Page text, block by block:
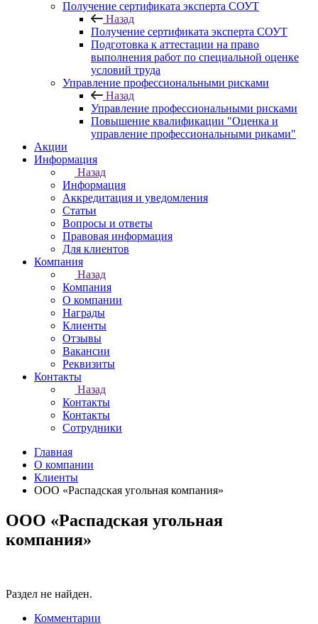
Получение сертификата эксперта СОУТ
Назад
Получение сертификата эксперта СОУТ
Подготовка к аттестации на право
выполнения работ по специальной оценке
условий труда
Управление профессиональными рисками
Назад
Управление профессиональными рисками
Повышение квалификации "Оценка и
управление профессиональными риками"
Акции
Информация
Назад
Информация
Аккредитация и уведомления
Статьи
Вопросы и ответы
Правовая информация
Для клиентов
Компания
Назад
Компания
О компании
Награды
Клиенты
Отзывы
Вакансии
Реквизиты
Контакты
Назад
Контакты
Контакты
Сотрудники
Главная
О компании
Клиенты
ООО «Распадская угольная компания»
ООО «Распадская угольная
компания»
Раздел не найден.
Комментарии